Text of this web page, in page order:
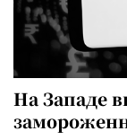
На Западе